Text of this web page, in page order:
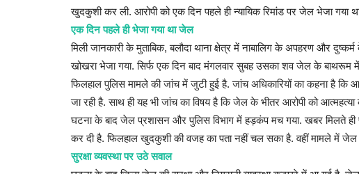
खुदकुशी कर ली. आरोपी को एक दिन पहले ही न्यायिक रिमांड पर जेल भेजा गया
एक दिन पहले ही भेजा गया था जेल
मिली जानकारी के मुताबिक, बलौदा थाना क्षेत्र में नाबालिग के अपहरण और
खोखरा भेजा गया. सिर्फ एक दिन बाद मंगलवार सुबह उसका शव जेल के
फिलहाल पुलिस मामले की जांच में जुटी हुई है. जांच अधिकारियों का कहना है कि
जा रही है. साथ ही यह भी जांच का विषय है कि जेल के भीतर आरोपी को
घटना के बाद जेल प्रशासन और पुलिस विभाग में हड़कंप मच गया. खबर मिलते
कर दी है. फिलहाल खुदकुशी की वजह का पता नहीं चल सका है. वहीं मामले में जेल
सुरक्षा व्यवस्था पर उठे सवाल
Admin Jul 12, 2024 0
मुंबई : बीते दिनों जाम नगर में हुए अंबानी परिवार के प्री-इवेंट्स में एक्ट्रेस सारा...